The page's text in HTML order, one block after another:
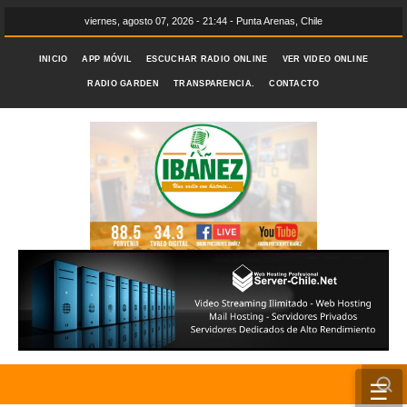
viernes, agosto 07, 2026 - 21:44 - Punta Arenas, Chile
INICIO APP MÓVIL ESCUCHAR RADIO ONLINE VER VIDEO ONLINE
RADIO GARDEN TRANSPARENCIA. CONTACTO
☰